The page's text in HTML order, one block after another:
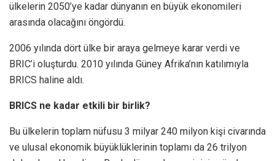
ülkelerin 2050’ye kadar dünyanın en büyük ekonomileri
arasında olacağını öngördü.
2006 yılında dört ülke bir araya gelmeye karar verdi ve
BRIC’i oluşturdu. 2010 yılında Güney Afrika’nın katılımıyla
BRICS haline aldı.
BRICS ne kadar etkili bir birlik?
Bu ülkelerin toplam nüfusu 3 milyar 240 milyon kişi civarında
ve ulusal ekonomik büyüklüklerinin toplamı da 26 trilyon